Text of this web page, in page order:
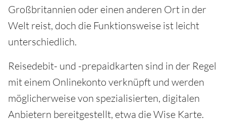
Großbritannien oder einen anderen Ort in der
Welt reist, doch die Funktionsweise ist leicht
unterschiedlich.
Reisedebit- und -prepaidkarten sind in der Regel
mit einem Onlinekonto verknüpft und werden
möglicherweise von spezialisierten, digitalen
Anbietern bereitgestellt, etwa die Wise Karte.